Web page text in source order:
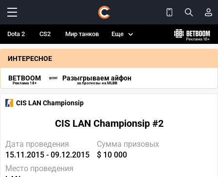
Dota 2 CS2 Мир танков Еще
ИНТЕРЕСНОЕ
BETBOOM
Реклама 18+
Разыгрываем айфон
за прогнозы на MLBB
CIS LAN Championsip
CIS LAN Championsip #2
Дата проведения
15.11.2015 - 09.12.2015
Сумма призовых
$ 10 000
Место проведения